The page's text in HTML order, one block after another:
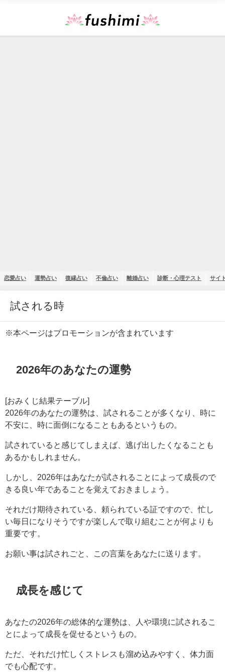
恋愛占い 運勢占い 復縁占い 不倫占い 離婚占い 診断・心理テスト サイ
試される時
※本ページはプロモーションが含まれています
2026年のあなたの運勢
[おみくじ結果テーブル]
2026年のあなたの運勢は、試されることが多くなり、時に
不安に、時に面倒になることもあるというもの。
試されていると感じてしまえば、逃げ出したくなることも
あるかもしれません。
しかし、2026年はあなたが試されることによって成長ので
きる良い年であることを覚えておきましょう。
それだけ期待されている、頼られている証ですので、忙し
い毎日になりそうですが楽しんで取り組むことが何よりも
重要です。
お願い事は試されごと、この言葉をあなたに送ります。
成長を感じて
あなたの2026年の総体的な運勢は、人や環境に試されるこ
とによって成長を促せるというもの。
ただ、それだけ忙しくストレスも溜め込みやすく、体力面
でも心配です。